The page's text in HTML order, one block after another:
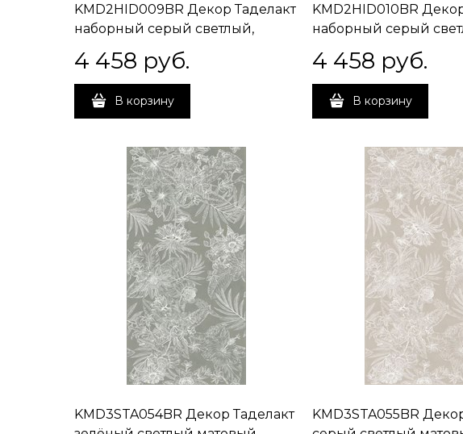
KMD2HID009BR Декор Таделакт
наборный серый светлый,
жёлтый матовый обрезной
30x28x0,9
4 458 руб.
В корзину
KMD2HID010BR
наборный серый
красный матовый
30x28x0,9
4 458 руб.
В корзину
KMD3STA054BR Декор Таделакт
KMD3STA055BR